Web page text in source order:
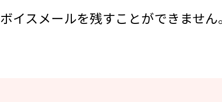
ボイスメールを残すことができません